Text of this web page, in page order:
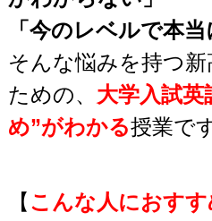
「今のレベルで本
そんな悩みを持つ
ための、 大学入試
め”がわかる授業で
【 こんな人におすす